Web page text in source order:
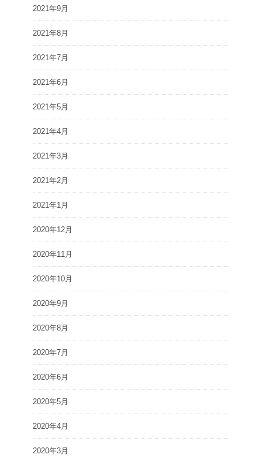
2021年9月
2021年8月
2021年7月
2021年6月
2021年5月
2021年4月
2021年3月
2021年2月
2021年1月
2020年12月
2020年11月
2020年10月
2020年9月
2020年8月
2020年7月
2020年6月
2020年5月
2020年4月
2020年3月